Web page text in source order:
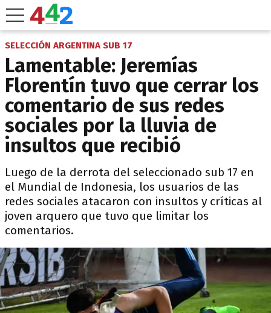
SELECCIÓN ARGENTINA SUB 17
Lamentable: Jeremías
Florentín tuvo que cerrar los
comentario de sus redes
sociales por la lluvia de
insultos que recibió
Luego de la derrota del seleccionado sub 17 en
el Mundial de Indonesia, los usuarios de las
redes sociales atacaron con insultos y críticas al
joven arquero que tuvo que limitar los
comentarios.